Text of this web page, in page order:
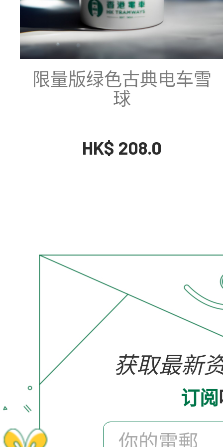
限量版绿色古典电车雪
球
HK$ 208.0
获取最新
订阅